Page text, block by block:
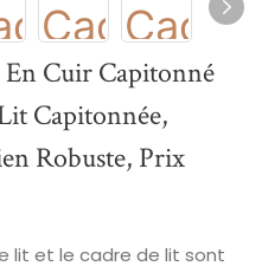
Cuir Capitonné
Capitonnée,
Robuste, Prix
lit et le cadre de lit sont